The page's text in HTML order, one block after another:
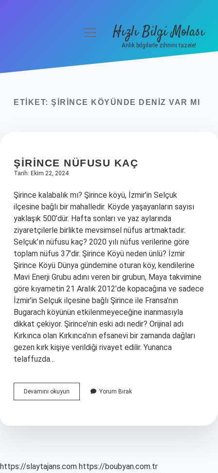
Yasal Uyarı
menüyüHızlı Bilgi Molası
Anlık bilgilerle zihnini tazele!
ETIKET: ŞIRINCE KÖYÜNDE DENIZ VAR MI
ŞIRINCE NÜFUSU KAÇ
Tarih: Ekim 22, 2024
Şirince kalabalık mı? Şirince köyü, İzmir’in Selçuk
ilçesine bağlı bir mahalledir. Köyde yaşayanların sayısı
yaklaşık 500’dür. Hafta sonları ve yaz aylarında
ziyaretçilerle birlikte mevsimsel nüfus artmaktadır.
Selçuk’ın nüfusu kaç? 2020 yılı nüfus verilerine göre
toplam nüfus 37’dir. Şirince Köyü neden ünlü? İzmir
Şirince Köyü Dünya gündemine oturan köy, kendilerine
Mavi Enerji Grubu adını veren bir grubun, Maya takvimine
göre kıyametin 21 Aralık 2012’de kopacağına ve sadece
İzmir’in Selçuk ilçesine bağlı Şirince ile Fransa’nın
Bugarach köyünün etkilenmeyeceğine inanmasıyla
dikkat çekiyor. Şirince’nin eski adı nedir? Orijinal adı
Kırkınca olan Kırkınca’nın efsanevi bir zamanda dağları
gezen kırk kişiye verildiği rivayet edilir. Yunanca
telaffuzda…
Devamını okuyun
Nüfusu
Yorum Bırak
https://slaytajans.com https://boubyan.com.tr